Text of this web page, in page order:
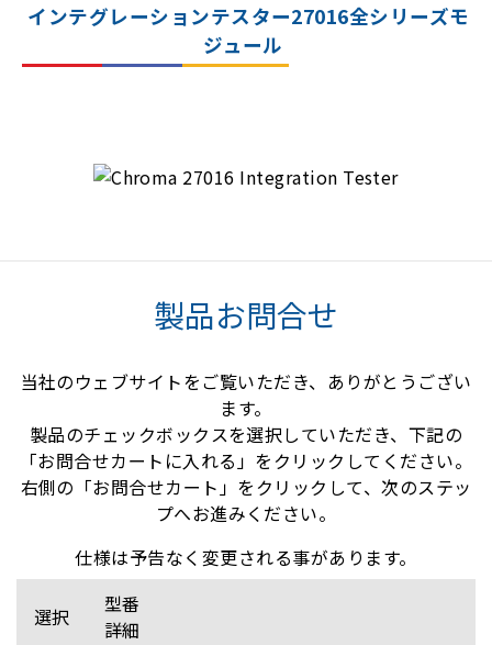
インテグレーションテスター27016全シリーズモ
ジュール
製品お問合せ
当社のウェブサイトをご覧いただき、ありがとうござい
ます。
製品のチェックボックスを選択していただき、下記の
「お問合せカートに入れる」をクリックしてください。
右側の「お問合せカート」をクリックして、次のステッ
プへお進みください。
仕様は予告なく変更される事があります。
選択
型番
詳細